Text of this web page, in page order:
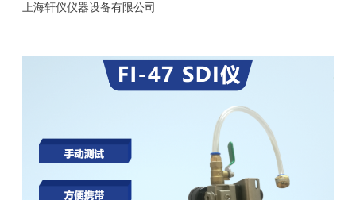
上海轩仪仪器设备有限公司